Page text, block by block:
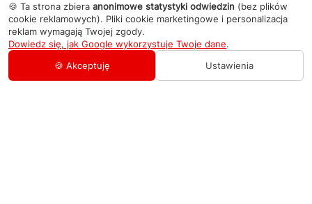
🍪 Ta strona zbiera anonimowe statystyki odwiedzin (bez plików
cookie reklamowych). Pliki cookie marketingowe i personalizacja
reklam wymagają Twojej zgody.
Dowiedz się, jak Google wykorzystuje Twoje dane.
🍪 Akceptuję
Ustawienia